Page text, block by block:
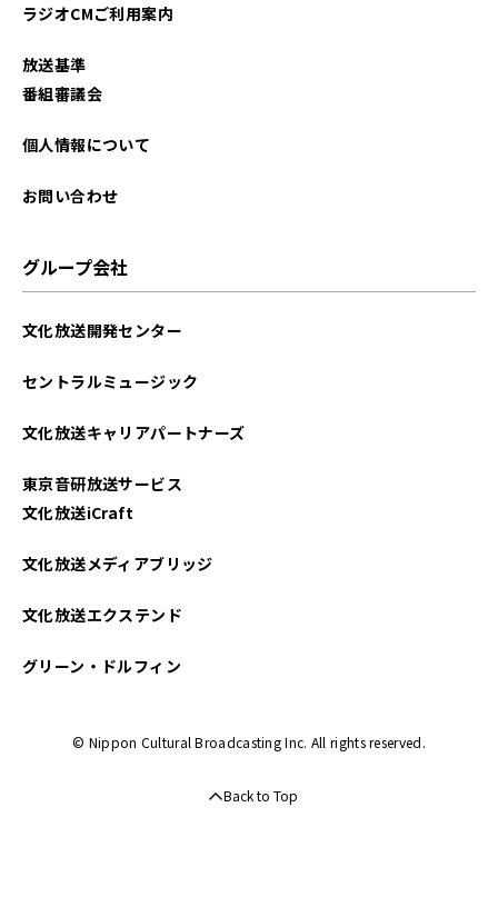
2025年09月
2025年06月
2025年01月
2024年12月
2024年11月
ラジオCMご利用案内
放送基準
番組審議会
個人情報について
お問い合わせ
グループ会社
文化放送開発センター
セントラルミュージック
文化放送キャリアパートナーズ
東京音研放送サービス
文化放送iCraft
文化放送メディアブリッジ
文化放送エクステンド
グリーン・ドルフィン
© Nippon Cultural Broadcasting Inc. All rights reserved.
Back to Top